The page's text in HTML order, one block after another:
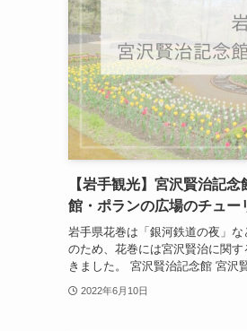
【岩手観光】宮沢賢治記
館・ポランの広場のチュー
岩手県花巻は「銀河鉄道の夜」
のため、花巻には宮沢賢治に関
きました。 宮沢賢治記念館 宮沢
2022年6月10日